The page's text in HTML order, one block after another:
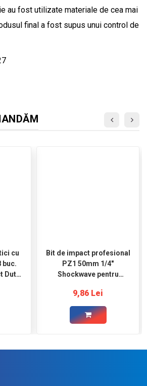
au fost utilizate materiale de cea mai
final a fost supus unui control de
cu
buc.
Duty
Bit de impact profesional
PZ1 50mm 1/4"
Shockwave pentru
9,86 Lei